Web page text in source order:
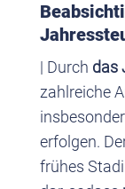
| Durch das
zahlreiche
erfolgen.
frühes